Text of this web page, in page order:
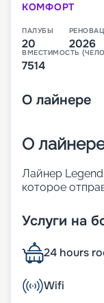
КОМФОРТ
ПАЛУБЫ
20 2026
ВМЕСТИМОСТЬ
7514
О лайнере
О
Лайнер
которое
превышает по
комфорта
готовы
ресторанов и
классов.
В 2026 году
Услуги на
24 hours
Wifi